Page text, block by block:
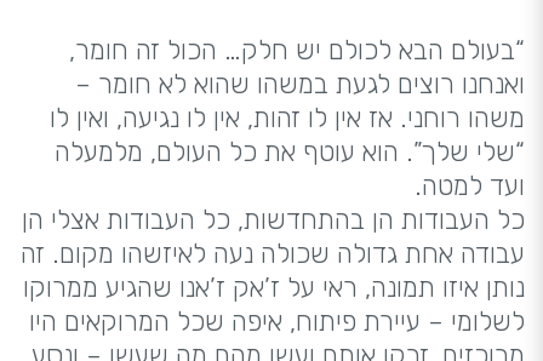
“בעולם הבא לכולם יש חלק… הכול זה חומר,
ואנחנו רוצים לגעת במשהו שהוא לא חומר –
משהו רוחני. אז אין לו זהות, אין לו נגיעה, ואין לו
“שלי שלך”. הוא עוטף את כל העולם, מלמעלה
ועד למטה.
כל העבודות הן בהתחדשות, כל העבודות אצלי הן
עבודה אחת גדולה שכולה נעה לאיזשהו מקום. זה
נותן איזו תמונה, ראי על ז’אק ז’אנו שהגיע ממרוקו
לשלומי – עיירת פיתוח, איפה שכל המרוקאים היו